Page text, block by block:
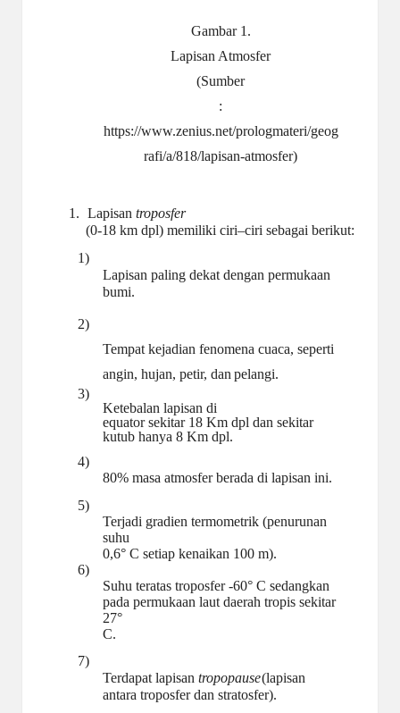
Gambar 1.
Lapisan Atmosfer
(Sumber
:
https://www.zenius.net/prologmateri/geog
rafi/a/818/lapisan-atmosfer)
1. Lapisantroposfer
(0-18 km dpl) memiliki ciri–ciri sebagai berikut:
1)
Lapisan paling dekat dengan permukaan
bumi.
2)
Tempat kejadian fenomena cuaca, seperti
angin, hujan, petir, dan pelangi.
3)
Ketebalan lapisan di
equator sekitar 18 Km dpl dan sekitar
kutub hanya 8 Km dpl.
4)
80% masa atmosfer berada di lapisan ini.
5)
Terjadi gradien termometrik (penurunan
suhu
0,6° C setiap kenaikan 100 m).
6)
Suhu teratas troposfer -60° C sedangkan
pada permukaan laut daerah tropis sekitar
27°
C.
7)
Terdapat lapisantropopause(lapisan
antara troposfer dan stratosfer).